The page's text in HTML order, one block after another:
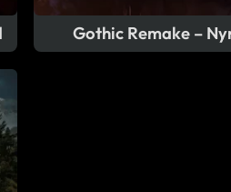
Gothic Remake –